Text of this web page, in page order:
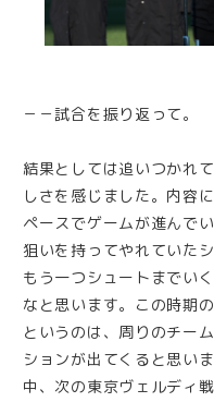
－－試合を振り返って。
結果としては追いつかれ
しさを感じました。内容
ペースでゲームが進んで
狙いを持ってやれていた
もう一つシュートまでい
なと思います。この時期
というのは、周りのチー
ションが出てくると思い
中、次の東京ヴェルディ